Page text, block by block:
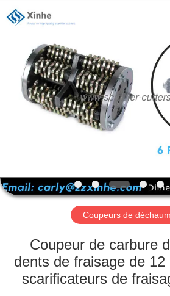
LA
MAISON
VIDÉOS
PROPOS
DE
NOUS
Xinhe
Industry
Reserved.
Coupeurs de
Coupeur de carbure
dents de fraisage de
scarificateurs de